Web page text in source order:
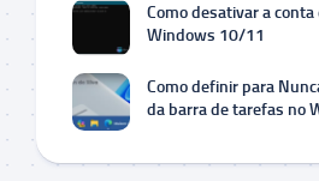
Como desativar a
Windows 10/11
Como definir para
da barra de tarefas no